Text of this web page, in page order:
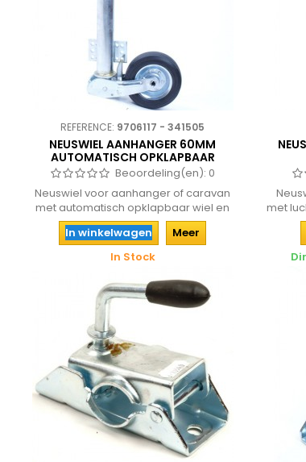
REFERENCE: 9706117 - 341505
NEUSWIEL AANHANGER 60MM
AUTOMATISCH OPKLAPBAAR
Beoordeling(en): 0
Neuswiel voor aanhanger of caravan
met automatisch opklapbaar wiel en
dikke...
In winkelwagen
Meer
In Stock
met